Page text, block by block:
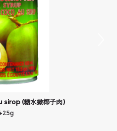
(糖水嫩椰子肉)